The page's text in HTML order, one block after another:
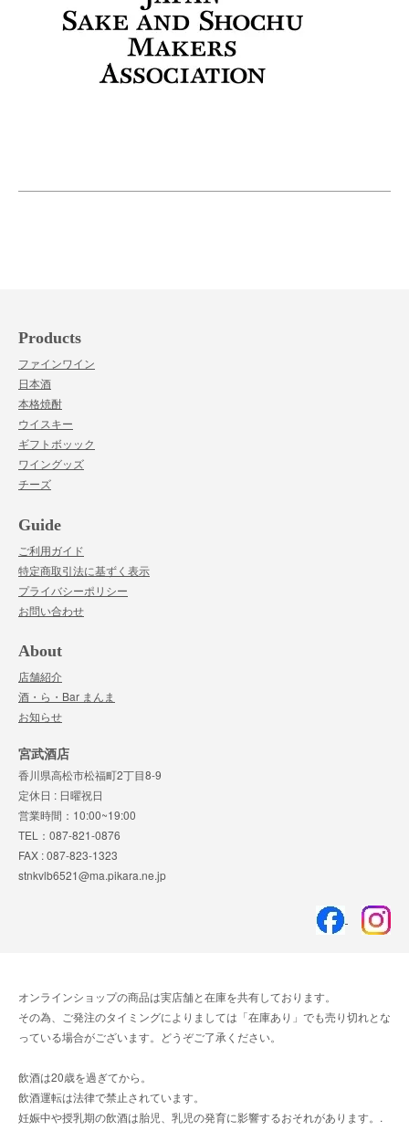
Products
ファインワイン
日本酒
本格焼酎
ウイスキー
ギフトボッック
ワイングッズ
チーズ
Guide
ご利用ガイド
特定商取引法に基ずく表示
プライバシーポリシー
お問い合わせ
About
店舗紹介
酒・ら・Bar まんま
お知らせ
宮武酒店
香川県高松市松福町2丁目8-9
定休日 : 日曜祝日
営業時間：10:00~19:00
TEL：087-821-0876
FAX : 087-823-1323
stnkvlb6521@ma.pikara.ne.jp
オンラインショップの商品は実店舗と在庫を共有しております。
その為、ご発注のタイミングによりましては「在庫あり」でも売り切れとな
っている場合がございます。どうぞご了承ください。
飲酒は20歳を過ぎてから。
飲酒運転は法律で禁止されています。
妊娠中や授乳期の飲酒は胎児、乳児の発育に影響するおそれがあります。.